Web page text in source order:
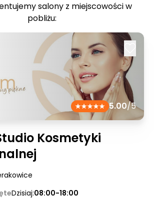
salony z miejscowości w
pobliżu:
5.00/5
Kosmetyki
Dzisiaj:08:00-18:00